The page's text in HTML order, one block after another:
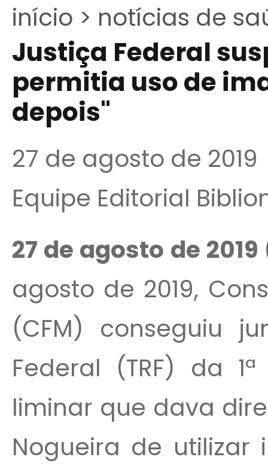
início > notícias de
Justiça Federal
permitia uso de
depois"
27 de agosto de 2019
Equipe Editorial
27 de agosto de 2019
agosto de 2019,
(CFM) conseguiu
Federal (TRF) da
liminar que dava
Nogueira de utilizar